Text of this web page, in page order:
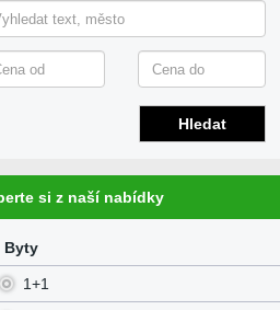
Hledat
si z naší nabídky
Byty
1+1